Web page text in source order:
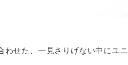
わせた、一見さりげない中にユニ